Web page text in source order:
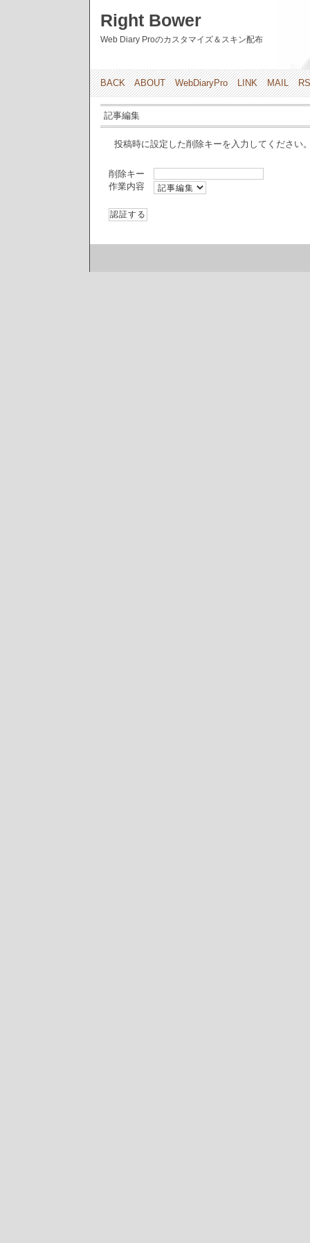
Right Bower
Web Diary Proのカスタマイズ＆スキン配布
BACK ABOUT WebDiaryPro LINK MAIL
記事編集
投稿時に設定した削除キーを入力してください
削除キー
作業内容